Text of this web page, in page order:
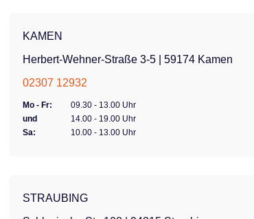
KAMEN
Herbert-Wehner-Straße 3-5 | 59174 Kamen
02307 12932
Mo - Fr:
09.30 - 13.00 Uhr
und
14.00 - 19.00 Uhr
Sa:
10.00 - 13.00 Uhr
STRAUBING